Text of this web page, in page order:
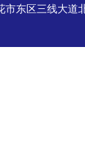
东区三线大道